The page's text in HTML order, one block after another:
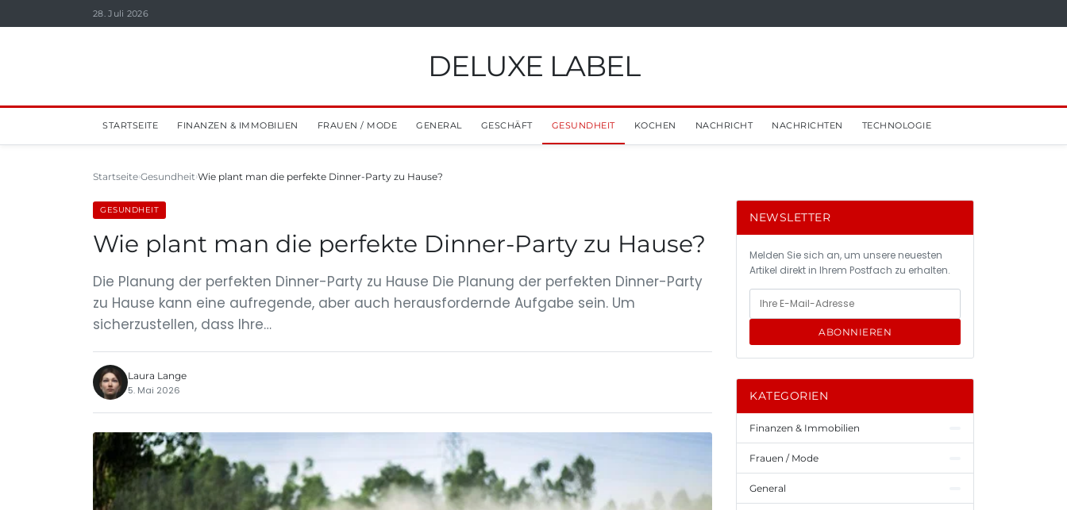
28. Juli 2026
DELUXE LABEL
STARTSEITE FINANZEN & IMMOBILIEN FRAUEN / MODE GENERAL GESCHÄFT GESUNDHEIT KOCHEN NACHRICHT NACHRICHTEN TECHNOLOGIE
Startseite Gesundheit Wie plant man die perfekte Dinner-Party zu Hause?
GESUNDHEIT
Wie plant man die perfekte Dinner-Party zu Hause?
Die Planung der perfekten Dinner-Party zu Hause Die Planung der perfekten Dinner-Party
zu Hause kann eine aufregende, aber auch herausfordernde Aufgabe sein. Um
sicherzustellen, dass Ihre…
Laura Lange
5. Mai 2026
NEWSLETTER
Melden Sie sich an, um unsere neuesten
Artikel direkt in Ihrem Postfach zu erhalten.
ABONNIEREN
KATEGORIEN
Finanzen & Immobilien
Frauen / Mode
General